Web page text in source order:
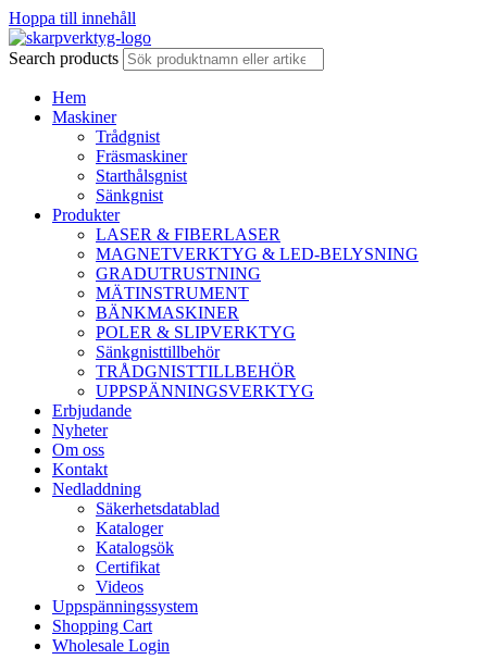
Hoppa till innehåll
Search products
Hem
Maskiner
Trådgnist
Fräsmaskiner
Starthålsgnist
Sänkgnist
Produkter
LASER & FIBERLASER
MAGNETVERKTYG & LED-BELYSNING
GRADUTRUSTNING
MÄTINSTRUMENT
BÄNKMASKINER
POLER & SLIPVERKTYG
Sänkgnisttillbehör
TRÅDGNISTTILLBEHÖR
UPPSPÄNNINGSVERKTYG
Erbjudande
Nyheter
Om oss
Kontakt
Nedladdning
Säkerhetsdatablad
Kataloger
Katalogsök
Certifikat
Videos
Uppspänningssystem
Shopping Cart
Wholesale Login